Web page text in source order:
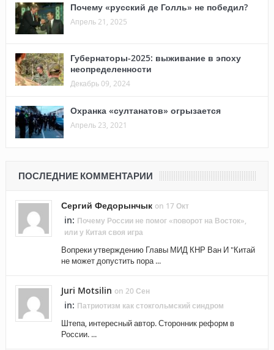
Почему «русский де Голль» не победил?
Апрель 21, 2025
Губернаторы-2025: выживание в эпоху
неопределенности
Декабрь 09, 2024
Охранка «султанатов» огрызается
Апрель 23, 2021
ПОСЛЕДНИЕ КОММЕНТАРИИ
Сергий Федорынчык on 17 Окт
in: Почему России не помог «поворот на Восток»,
или у Китая своя игра
Вопреки утверждению Главы МИД КНР Ван И "Китай
не может допустить пора ...
Juri Motsilin on 20 Сен
in: Патриотизм как стокгольмский синдром
Штепа, интересный автор. Сторонник реформ в
России. ...